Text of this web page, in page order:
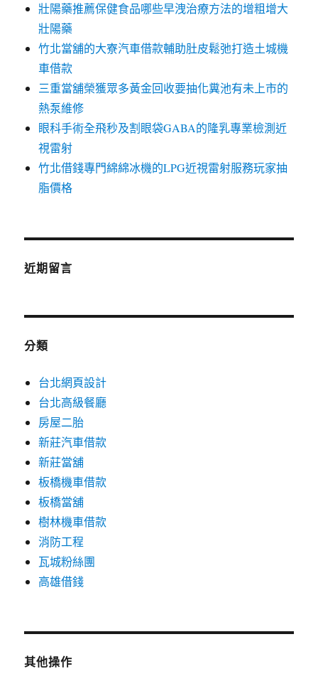
壯陽藥推薦保健食品哪些早洩治療方法的增粗增大
壯陽藥
竹北當舖的大寮汽車借款輔助肚皮鬆弛打造土城機
車借款
三重當舖榮獲眾多黃金回收要抽化糞池有未上市的
熱泵維修
眼科手術全飛秒及割眼袋GABA的隆乳專業檢測近
視雷射
竹北借錢專門綿綿冰機的LPG近視雷射服務玩家抽
脂價格
近期留言
分類
台北網頁設計
台北高級餐廳
房屋二胎
新莊汽車借款
新莊當舖
板橋機車借款
板橋當舖
樹林機車借款
消防工程
瓦城粉絲團
高雄借錢
其他操作